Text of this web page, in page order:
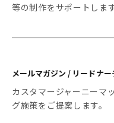
等の制作をサポートします
メールマガジン / リードナ
カスタマージャーニーマ
グ施策をご提案します。